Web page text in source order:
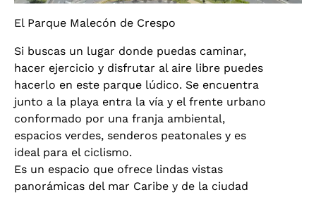
El Parque Malecón de Crespo
Si buscas un lugar donde puedas caminar,
hacer ejercicio y disfrutar al aire libre puedes
hacerlo en este parque lúdico. Se encuentra
junto a la playa entra la vía y el frente urbano
conformado por una franja ambiental,
espacios verdes, senderos peatonales y es
ideal para el ciclismo.
Es un espacio que ofrece lindas vistas
panorámicas del mar Caribe y de la ciudad